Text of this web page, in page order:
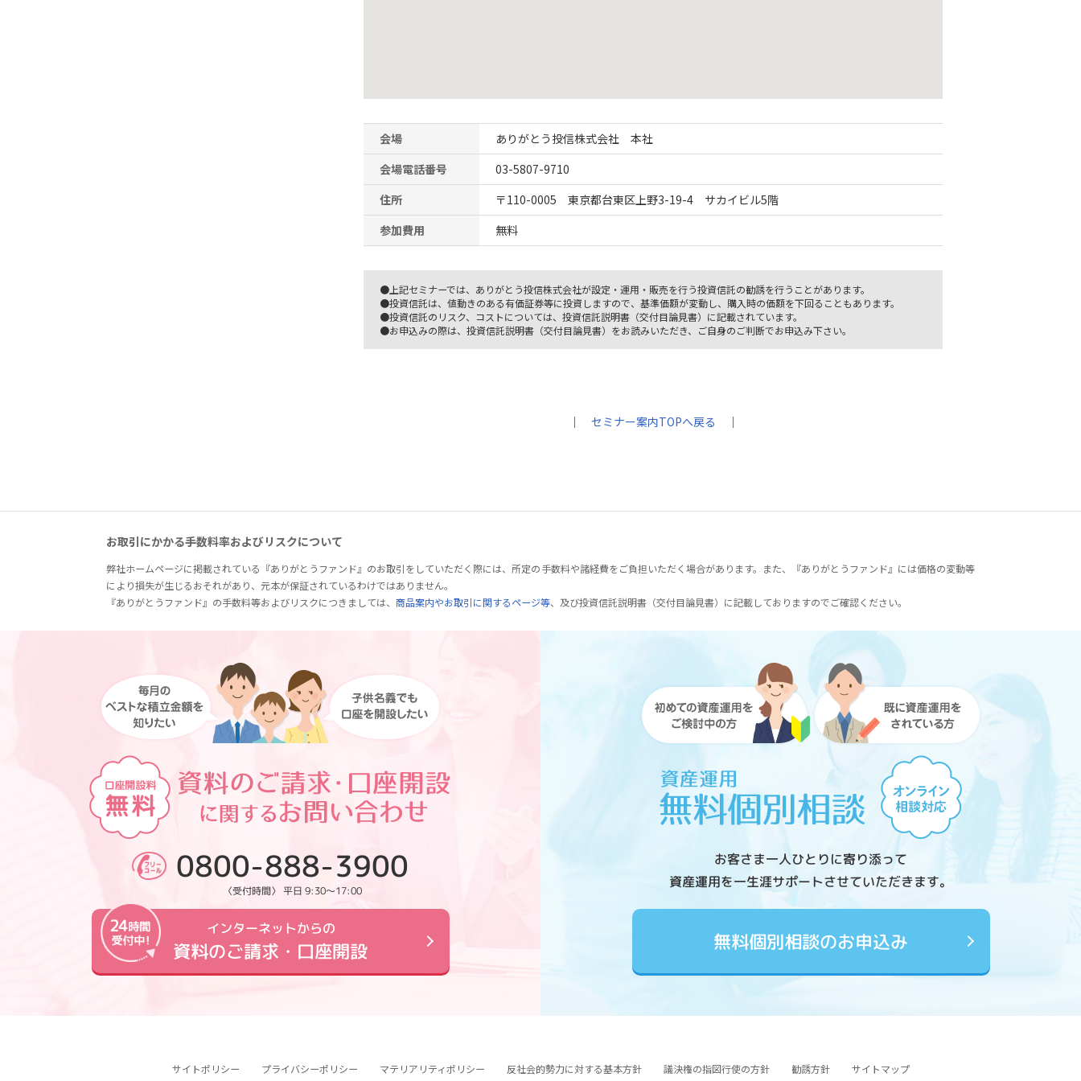
会場
ありがとう投信株式会社 本社
会場電話番号
03-5807-9710
住所
〒110-0005 東京都台東区上野3-19-4 サカイビル5階
参加費用
無料
●上記セミナーでは、ありがとう投信株式会社が設定・運用・販売を行う投資信託の勧誘を行うことがあります。
●投資信託は、値動きのある有価証券等に投資しますので、基準価額が変動し、購入時の価額を下回ることもあります。
●投資信託のリスク、コストについては、投資信託説明書（交付目論見書）に記載されています。
●お申込みの際は、投資信託説明書（交付目論見書）をお読みいただき、ご自身のご判断でお申込み下さい。
｜ セミナー案内TOPへ戻る ｜
お取引にかかる手数料率およびリスクについて
弊社ホームページに掲載されている『ありがとうファンド』のお取引をしていただく際には、所定の手数料や諸経費をご負担いただく場合があります。また、『ありがとうファンド』には価格の変動等
により損失が生じるおそれがあり、元本が保証されているわけではありません。
『ありがとうファンド』の手数料等およびリスクにつきましては、 商品案内やお取引に関するページ等、及び投資信託説明書（交付目論見書）に記載しておりますのでご確認ください。
0800-888-3900
〈受付時間〉 平日 9:30～17:00
インターネットからの
資料のご請求・口座開設
お客さま一人ひとりに寄り添って
資産運用を一生涯サポートさせていただきます。
無料個別相談のお申込み
サイトポリシー プライバシーポリシー マテリアリティポリシー 反社会的勢力に対する基本方針 議決権の指図行使の方針 勧誘方針 サイトマップ